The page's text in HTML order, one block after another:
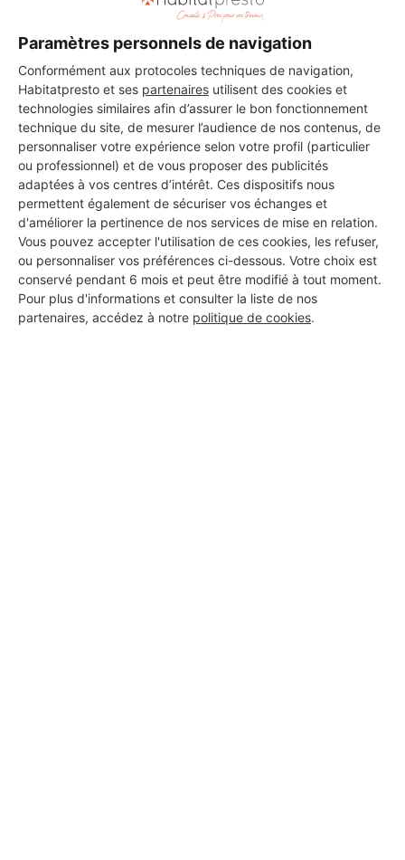
Paramètres personnels de navigation
Conformément aux protocoles techniques de navigation,
Habitatpresto et ses partenaires utilisent des cookies et
technologies similaires afin d’assurer le bon fonctionnement
technique du site, de mesurer l’audience de nos contenus, de
personnaliser votre expérience selon votre profil (particulier
ou professionnel) et de vous proposer des publicités
adaptées à vos centres d’intérêt. Ces dispositifs nous
permettent également de sécuriser vos échanges et
d'améliorer la pertinence de nos services de mise en relation.
Vous pouvez accepter l'utilisation de ces cookies, les refuser,
ou personnaliser vos préférences ci-dessous. Votre choix est
conservé pendant 6 mois et peut être modifié à tout moment.
Pour plus d'informations et consulter la liste de nos
partenaires, accédez à notre politique de cookies.
DEMANDER UN DEVIS
Les 1 autres Installateurs
d'alarmes pour vos travaux à
Dompierre-sur-Mer
LCP17
Dompierre-sur-Mer